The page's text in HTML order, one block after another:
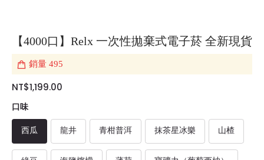
【4000口】Relx 一次性拋棄式電子菸 全新現貨
銷量 495
NT$1,199.00
口味
西瓜 龍井 青柑普洱 抹茶星冰樂 山楂